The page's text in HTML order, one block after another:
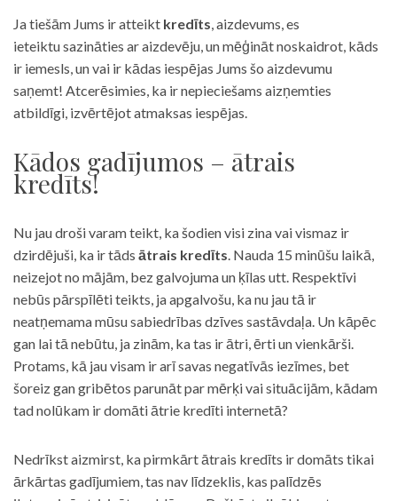
Ja tiešām Jums ir atteikt kredīts, aizdevums, es
ieteiktu sazināties ar aizdevēju, un mēģināt noskaidrot, kāds
ir iemesls, un vai ir kādas iespējas Jums šo aizdevumu
saņemt! Atcerēsimies, ka ir nepieciešams aizņemties
atbildīgi, izvērtējot atmaksas iespējas.
Kādos gadījumos – ātrais
kredīts!
Nu jau droši varam teikt, ka šodien visi zina vai vismaz ir
dzirdējuši, ka ir tāds ātrais kredīts. Nauda 15 minūšu laikā,
neizejot no mājām, bez galvojuma un ķīlas utt. Respektīvi
nebūs pārspīlēti teikts, ja apgalvošu, ka nu jau tā ir
neatņemama mūsu sabiedrības dzīves sastāvdaļa. Un kāpēc
gan lai tā nebūtu, ja zinām, ka tas ir ātri, ērti un vienkārši.
Protams, kā jau visam ir arī savas negatīvās iezīmes, bet
šoreiz gan gribētos parunāt par mērķi vai situācijām, kādam
tad nolūkam ir domāti ātrie kredīti internetā?
Nedrīkst aizmirst, ka pirmkārt ātrais kredīts ir domāts tikai
ārkārtas gadījumiem, tas nav līdzeklis, kas palīdzēs